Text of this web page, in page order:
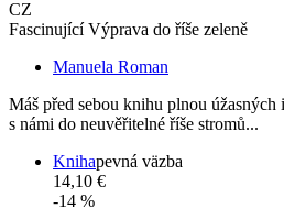
CZ
Fascinující Výprava do říše zeleně
Manuela Roman
Máš před sebou knihu plnou úžasných
s námi do neuvěřitelné říše stromů...
Knihapevná väzba
14,10 €
-14 %